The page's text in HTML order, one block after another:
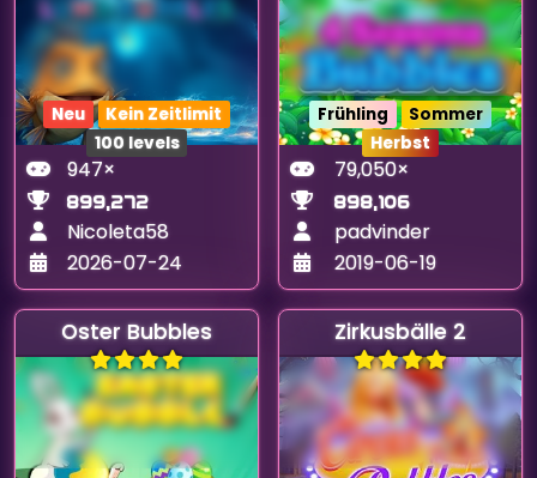
Neu
Kein Zeitlimit
100 levels
947×
899,272
Nicoleta58
2026-07-24
Frühling
Sommer
Herbst
79,050×
898,106
padvinder
2019-06-19
Oster Bubbles Zirkusbälle 2